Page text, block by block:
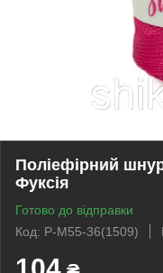
Поліефірний
Фуксія
Готово до відправки
Код: P-M55-36(1509)